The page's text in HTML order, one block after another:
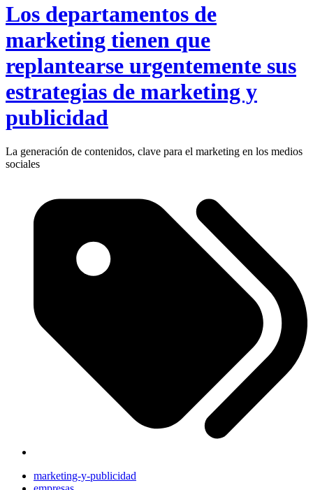
Los departamentos de
marketing tienen que
replantearse urgentemente sus
estrategias de marketing y
publicidad
La generación de contenidos, clave para el marketing en los medios
sociales
marketing-y-publicidad